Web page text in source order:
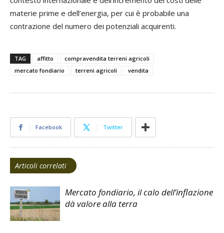
materie prime e dell’energia, per cui è probabile una
contrazione del numero dei potenziali acquirenti.
TAG affitto
compravendita terreni agricoli
mercato fondiario
terreni agricoli vendita
Facebook Twitter
Articoli correlati
Mercato fondiario, il calo dell’inflazione
dà valore alla terra